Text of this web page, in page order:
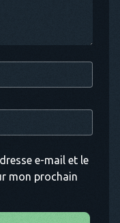
e-mail et le
mon prochain